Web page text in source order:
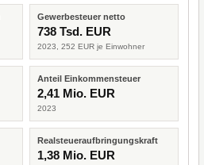
Gewerbesteuer netto
738 Tsd. EUR
2023, 252 EUR je Einwohner
Anteil Einkommensteuer
2,41 Mio. EUR
2023
Realsteueraufbringungskraft
1,38 Mio. EUR